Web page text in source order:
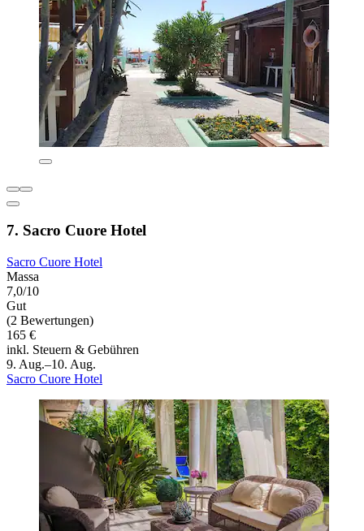
7. Sacro Cuore Hotel
Sacro Cuore Hotel
Massa
7,0/10
Gut
(2 Bewertungen)
165 €
inkl. Steuern & Gebühren
9. Aug.–10. Aug.
Sacro Cuore Hotel